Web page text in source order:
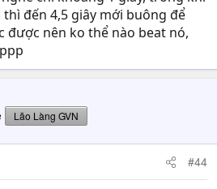
đến 4,5 giây mới buông để
được nên ko thể nào beat nó,
Lão Làng GVN
#44